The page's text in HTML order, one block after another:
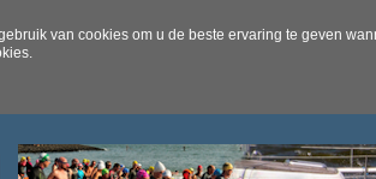
van cookies om u de beste ervaring te geven